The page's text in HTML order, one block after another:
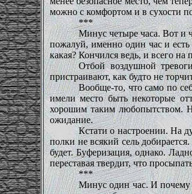
можно с комфортом и в сухости
***
Минус четыре часа. Вот и
пожалуй, именно один час и
какая? Кончился ведь, и всего на
Отбой воздушной
пристраивают, как будто не
Вообще-то, что само по
имели место быть некоторые
хорошим таким любопытством.
ожидание.
Кстати о настроении. На
полки не всякий сель
будет. Буферизация, однако.
переставая твердит, что
***
Минус один час. И почему